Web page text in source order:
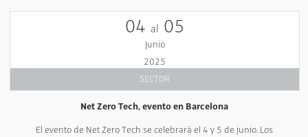
04 al 05
Junio
2025
SECTOR
Net Zero Tech, evento en Barcelona
El evento de Net Zero Tech se celebrará el 4 y 5 de junio. Los